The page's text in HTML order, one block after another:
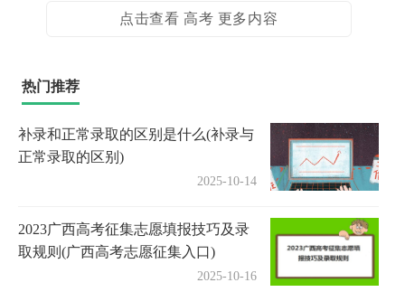
点击查看 高考 更多内容
热门推荐
补录和正常录取的区别是什么(补录与
正常录取的区别)
2025-10-14
2023广西高考征集志愿填报技巧及录
取规则(广西高考志愿征集入口)
2025-10-16